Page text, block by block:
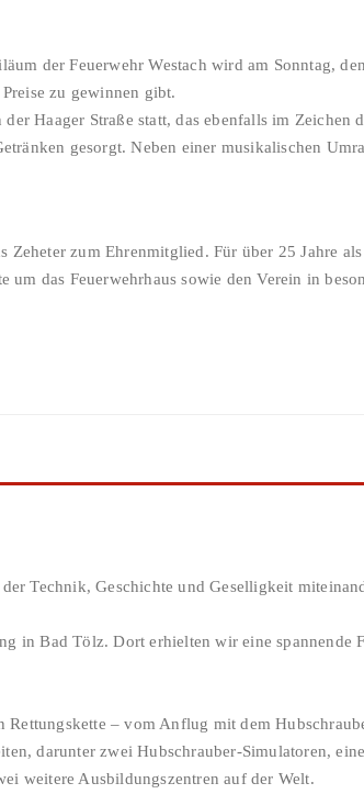
der Feuerwehr Westach wird am Sonntag,
zu gewinnen gibt.
Haager Straße statt, das ebenfalls im
gesorgt. Neben einer musikalischen
zum Ehrenmitglied. Für über 25 Jahre
das Feuerwehrhaus sowie den Verein in
Technik, Geschichte und Geselligkeit
in Bad Tölz. Dort erhielten wir eine spannende
– vom Anflug mit dem
darunter zwei Hubschrauber-Simulatoren,
weitere Ausbildungszentren auf der Welt.